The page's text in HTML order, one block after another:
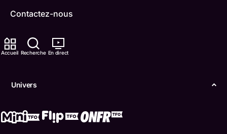
Accueil Recherche En direct
Univers
Contactez-nous
ONFR
Boukili